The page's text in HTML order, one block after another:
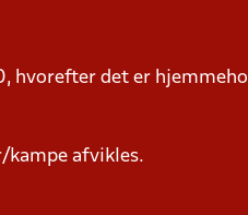
det er
kampe afvikles.